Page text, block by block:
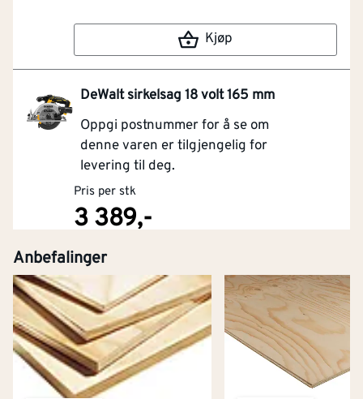
Kjøp
DeWalt sirkelsag 18 volt 165 mm
Oppgi postnummer for å se om
denne varen er tilgjengelig for
levering til deg.
Pris per stk
3 389,-
Kjøp
Anbefalinger